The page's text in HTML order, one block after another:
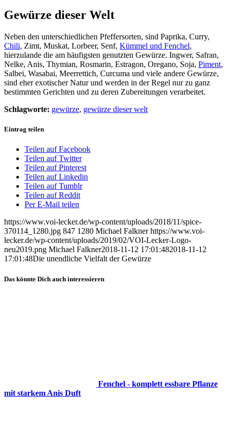
Gewürze dieser Welt
Neben den unterschiedlichen Pfeffersorten, sind Paprika, Curry,
Chili, Zimt, Muskat, Lorbeer, Senf, Kümmel und Fenchel,
hierzulande die am häufigsten genutzten Gewürze. Ingwer, Safran,
Nelke, Anis, Thymian, Rosmarin, Estragon, Oregano, Soja, Piment,
Salbei, Wasabai, Meerrettich, Curcuma und viele andere Gewürze,
sind eher exotischer Natur und werden in der Regel nur zu ganz
bestimmten Gerichten und zu deren Zubereitungen verarbeitet.
Schlagworte: gewürze, gewürze dieser welt
Eintrag teilen
Teilen auf Facebook
Teilen auf Twitter
Teilen auf Pinterest
Teilen auf Linkedin
Teilen auf Tumblr
Teilen auf Reddit
Per E-Mail teilen
https://www.voi-lecker.de/wp-content/uploads/2018/11/spice-
370114_1280.jpg 847 1280 Michael Falkner https://www.voi-
lecker.de/wp-content/uploads/2019/02/VOI-Lecker-Logo-
neu2019.png Michael Falkner2018-11-12 17:01:482018-11-12
17:01:48Die unendliche Vielfalt der Gewürze
Das könnte Dich auch interessieren
Fenchel - komplett essbare Pflanze
mit starkem Anis Duft